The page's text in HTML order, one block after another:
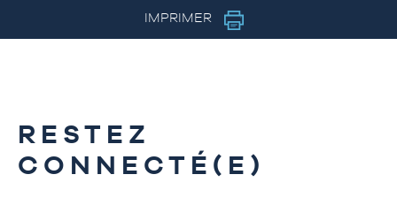
IMPRIMER
RESTEZ
CONNECTÉ(E)